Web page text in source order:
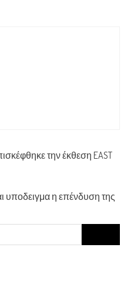
την έκθεση EAST
υποδειγμα η επένδυση της
for: